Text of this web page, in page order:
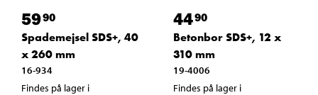
5990
Spademejsel SDS+, 40
x 260 mm
16-934
Findes på lager i
4490
Betonbor SDS+, 12 x
310 mm
19-4006
Findes på lager i